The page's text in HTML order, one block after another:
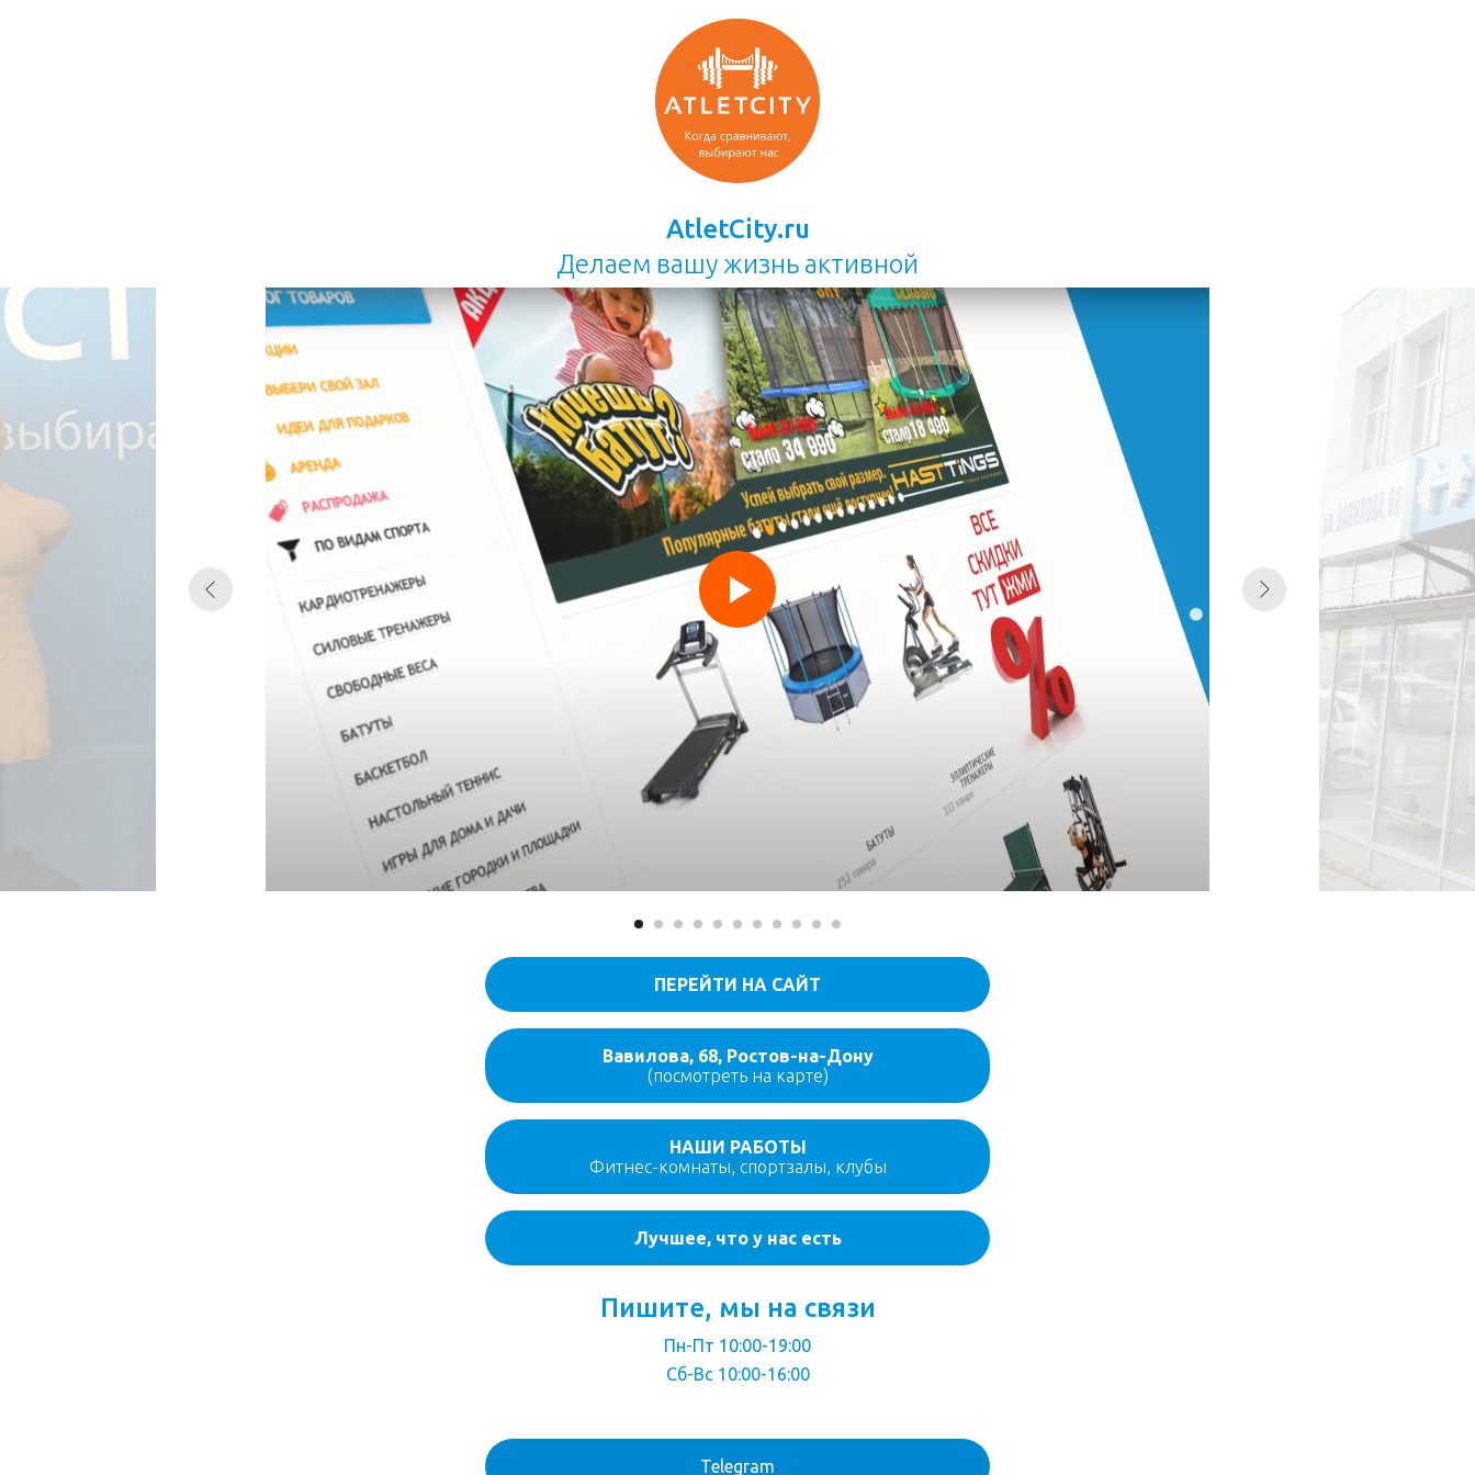
AtletCity.ru
Делаем вашу жизнь активной
ПЕРЕЙТИ НА САЙТ
Вавилова, 68, Ростов-на-Дону
(посмотреть на карте)
НАШИ РАБОТЫ
Фитнес-комнаты, спортзалы, клубы
Лучшее, что у нас есть
Пишите, мы на связи
Пн-Пт 10:00-19:00
Сб-Вс 10:00-16:00
Telegram